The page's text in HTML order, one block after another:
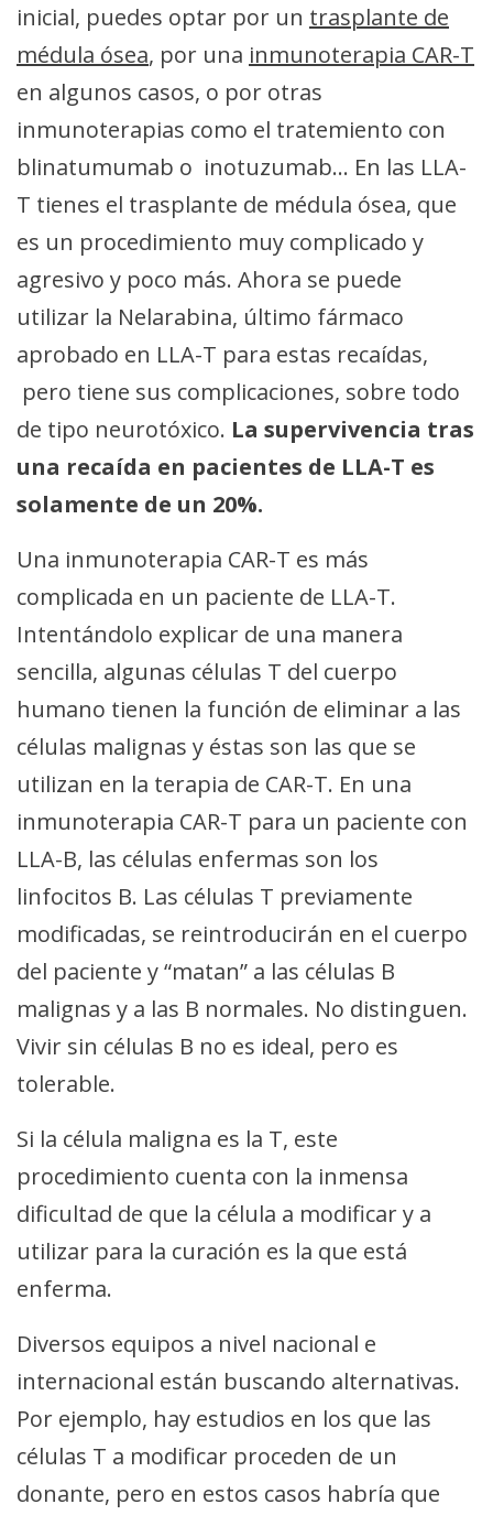
inicial, puedes optar por un trasplante de
médula ósea, por una inmunoterapia CAR-T
en algunos casos, o por otras
inmunoterapias como el tratemiento con
blinatumumab o inotuzumab… En las LLA-
T tienes el trasplante de médula ósea, que
es un procedimiento muy complicado y
agresivo y poco más. Ahora se puede
utilizar la Nelarabina, último fármaco
aprobado en LLA-T para estas recaídas,
pero tiene sus complicaciones, sobre todo
de tipo neurotóxico. La supervivencia tras
una recaída en pacientes de LLA-T es
solamente de un 20%.
Una inmunoterapia CAR-T es más
complicada en un paciente de LLA-T.
Intentándolo explicar de una manera
sencilla, algunas células T del cuerpo
humano tienen la función de eliminar a las
células malignas y éstas son las que se
utilizan en la terapia de CAR-T. En una
inmunoterapia CAR-T para un paciente con
LLA-B, las células enfermas son los
linfocitos B. Las células T previamente
modificadas, se reintroducirán en el cuerpo
del paciente y “matan” a las células B
malignas y a las B normales. No distinguen.
Vivir sin células B no es ideal, pero es
tolerable.
Si la célula maligna es la T, este
procedimiento cuenta con la inmensa
dificultad de que la célula a modificar y a
utilizar para la curación es la que está
enferma.
Diversos equipos a nivel nacional e
internacional están buscando alternativas.
Por ejemplo, hay estudios en los que las
células T a modificar proceden de un
donante, pero en estos casos habría que